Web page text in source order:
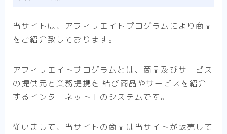
当サイトは、アフィリエイトプログラムにより商品
をご紹介致しております。
アフィリエイトプログラムとは、商品及びサービス
の提供元と業務提携を 結び商品やサービスを紹介
するインターネット上のシステムです。
従いまして、当サイトの商品は当サイトが販売して